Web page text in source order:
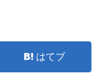
はてブ